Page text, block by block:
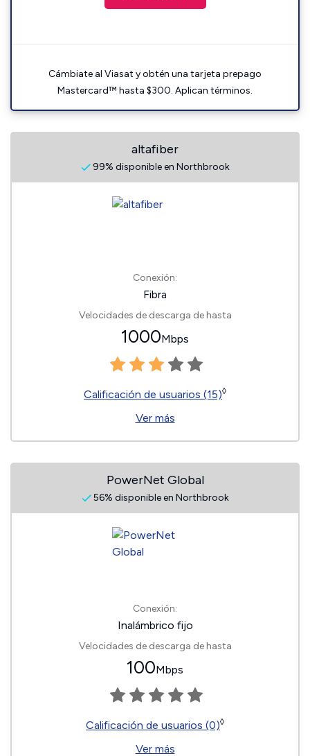
Cámbiate al Viasat y obtén una tarjeta prepago
Mastercard™ hasta $300. Aplican términos.
altafiber
99% disponible en Northbrook
Conexión:
Fibra
Velocidades de descarga de hasta
1000Mbps
Calificación de usuarios (15)◊
Ver más
PowerNet Global
56% disponible en Northbrook
Conexión:
Inalámbrico fijo
Velocidades de descarga de hasta
100Mbps
Calificación de usuarios (0)◊
Ver más